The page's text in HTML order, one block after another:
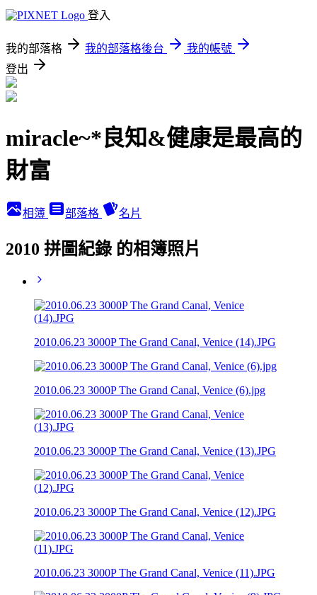
登入
我的部落格 我的部落格後台
我的帳號
登出
miracle~*良知&健康是最高的
財富
相簿 部落格 名片
2010 拼圖紀錄 的相簿照片
2010.06.23 3000P The Grand Canal, Venice (14).JPG
2010.06.23 3000P The Grand Canal, Venice (6).jpg
2010.06.23 3000P The Grand Canal, Venice (13).JPG
2010.06.23 3000P The Grand Canal, Venice (12).JPG
2010.06.23 3000P The Grand Canal, Venice (11).JPG